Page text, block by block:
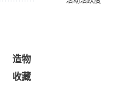
造物
收藏